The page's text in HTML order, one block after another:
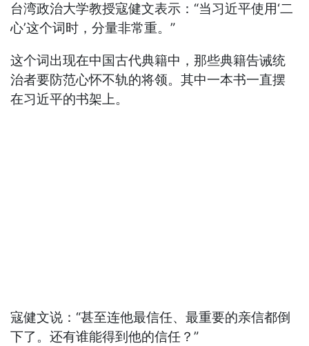
台湾政治大学教授寇健文表示：“当习近平使用‘二
心’这个词时，分量非常重。”
这个词出现在中国古代典籍中，那些典籍告诫统
治者要防范心怀不轨的将领。其中一本书一直摆
在习近平的书架上。
寇健文说：“甚至连他最信任、最重要的亲信都倒
下了。还有谁能得到他的信任？”